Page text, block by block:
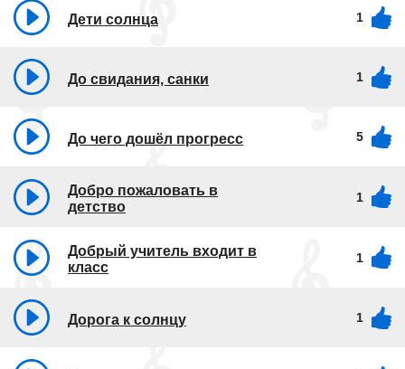
Дети солнца 1
До свидания, санки 1
До чего дошёл прогресс 5
Добро пожаловать в
детство
1
Добрый учитель входит в
класс
1
Дорога к солнцу 1